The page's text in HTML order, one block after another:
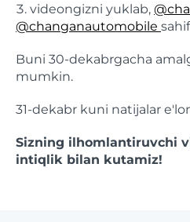
videongizni yuklab,
@changanautomobile
Buni 30-dekabrgacha
mumkin.
31-dekabr kuni natijalar
Sizning ilhomlantiruvchi
intiqlik bilan kutamiz!